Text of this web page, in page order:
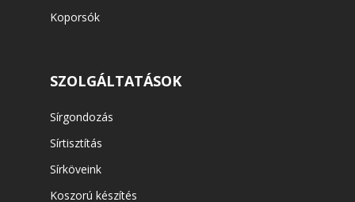
Koporsók
SZOLGÁLTATÁSOK
Sírgondozás
Sírtisztítás
Sírköveink
Koszorú készítés